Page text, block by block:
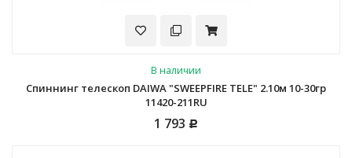
В наличии
Спиннинг телескоп DAIWA "SWEEPFIRE TELE" 2.10м 10-30гр
11420-211RU
1 793 Р